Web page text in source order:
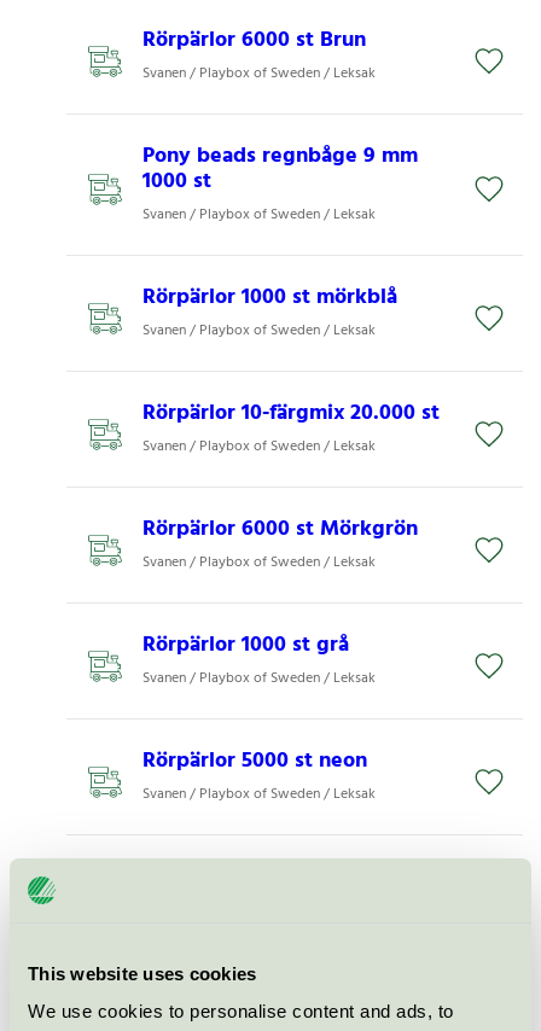
This website uses cookies
We use cookies to personalise content and ads, to
Rörpärlor 6000 st Brun
Svanen / Playbox of Sweden / Leksak
Pony beads regnbåge 9 mm
1000 st
Svanen / Playbox of Sweden / Leksak
Rörpärlor 1000 st mörkblå
Svanen / Playbox of Sweden / Leksak
Rörpärlor 10-färgmix 20.000 st
Svanen / Playbox of Sweden / Leksak
Rörpärlor 6000 st Mörkgrön
Svanen / Playbox of Sweden / Leksak
Rörpärlor 1000 st grå
Svanen / Playbox of Sweden / Leksak
Rörpärlor 5000 st neon
Svanen / Playbox of Sweden / Leksak